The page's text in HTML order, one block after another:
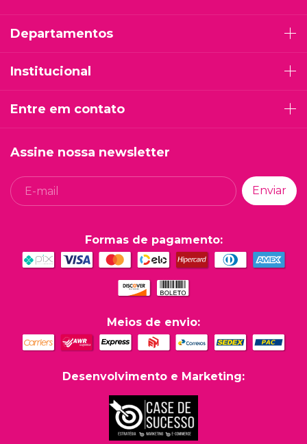
Departamentos
Institucional
Entre em contato
Assine nossa newsletter
Formas de pagamento:
Meios de envio:
Desenvolvimento e Marketing: